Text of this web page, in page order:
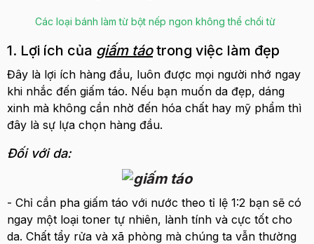
Các loại bánh làm từ bột nếp ngon không thể chối từ
1. Lợi ích của giấm táotrong việc làm đẹp
Đây là lợi ích hàng đầu, luôn được mọi người nhớ ngay
khi nhắc đến giấm táo. Nếu bạn muốn da đẹp, dáng
xinh mà không cần nhờ đến hóa chất hay mỹ phẩm thì
đây là sự lựa chọn hàng đầu.
Đối với da:
- Chỉ cần pha giấm táo với nước theo tỉ lệ 1:2 bạn sẽ có
ngay một loại toner tự nhiên, lành tính và cực tốt cho
da. Chất tẩy rửa và xã phòng mà chúng ta vẫn thường